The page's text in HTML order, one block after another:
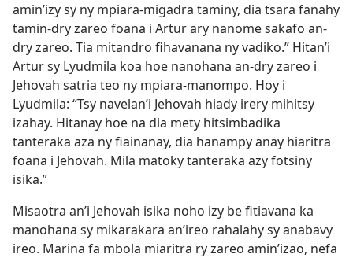
amin’izy sy ny mpiara-migadra taminy, dia tsara fanahy
tamin-dry zareo foana i Artur ary nanome sakafo an-
dry zareo. Tia mitandro fihavanana ny vadiko.” Hitan’i
Artur sy Lyudmila koa hoe nanohana an-dry zareo i
Jehovah satria teo ny mpiara-manompo. Hoy i
Lyudmila: “Tsy navelan’i Jehovah hiady irery mihitsy
izahay. Hitanay hoe na dia mety hitsimbadika
tanteraka aza ny fiainanay, dia hanampy anay hiaritra
foana i Jehovah. Mila matoky tanteraka azy fotsiny
isika.”
Misaotra an’i Jehovah isika noho izy be fitiavana ka
manohana sy mikarakara an’ireo rahalahy sy anabavy
ireo. Marina fa mbola miaritra ry zareo amin’izao, nefa